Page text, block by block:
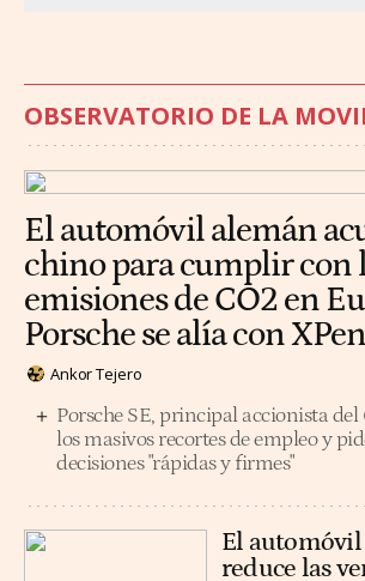
OBSERVATORIO DE LA
El automóvil alemán
chino para cumplir con
emisiones de CO2 en
Porsche se alía con
Ankor Tejero
Porsche SE, principal accionista del
los masivos recortes de empleo y
decisiones "rápidas y firmes"
El
reduce las